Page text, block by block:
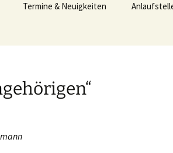
Termine & Neuigkeiten